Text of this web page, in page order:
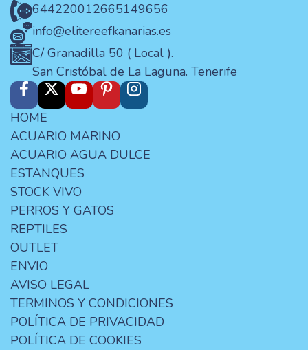
644220012665149656
info@elitereefkanarias.es
C/ Granadilla 50 ( Local ).
San Cristóbal de La Laguna. Tenerife
HOME
ACUARIO MARINO
ACUARIO AGUA DULCE
ESTANQUES
STOCK VIVO
PERROS Y GATOS
REPTILES
OUTLET
ENVIO
AVISO LEGAL
TERMINOS Y CONDICIONES
POLÍTICA DE PRIVACIDAD
POLÍTICA DE COOKIES